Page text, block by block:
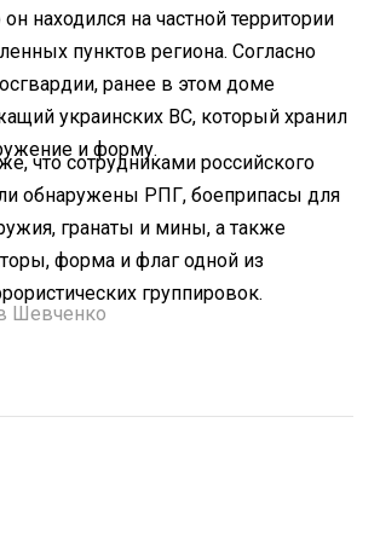
он находился на частной территории
пунктов региона. Согласно
ранее в этом доме
украинских ВС, который хранил
и форму.
что сотрудниками российского
обнаружены РПГ, боеприпасы для
гранаты и мины, а также
форма и флаг одной из
группировок.
Шевченко